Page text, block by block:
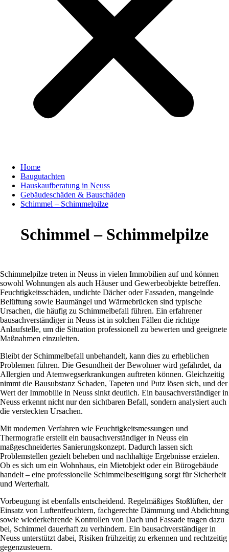
Home
Baugutachten
Hauskaufberatung in Neuss
Gebäudeschäden & Bauschäden
Schimmel – Schimmelpilze
Schimmel – Schimmelpilze
Schimmelpilze treten in Neuss in vielen Immobilien auf und können
sowohl Wohnungen als auch Häuser und Gewerbeobjekte betreffen.
Feuchtigkeitsschäden, undichte Dächer oder Fassaden, mangelnde
Belüftung sowie Baumängel und Wärmebrücken sind typische
Ursachen, die häufig zu Schimmelbefall führen. Ein erfahrener
bausachverständiger in Neuss ist in solchen Fällen die richtige
Anlaufstelle, um die Situation professionell zu bewerten und geeignete
Maßnahmen einzuleiten.
Bleibt der Schimmelbefall unbehandelt, kann dies zu erheblichen
Problemen führen. Die Gesundheit der Bewohner wird gefährdet, da
Allergien und Atemwegserkrankungen auftreten können. Gleichzeitig
nimmt die Bausubstanz Schaden, Tapeten und Putz lösen sich, und der
Wert der Immobilie in Neuss sinkt deutlich. Ein bausachverständiger in
Neuss erkennt nicht nur den sichtbaren Befall, sondern analysiert auch
die versteckten Ursachen.
Mit modernen Verfahren wie Feuchtigkeitsmessungen und
Thermografie erstellt ein bausachverständiger in Neuss ein
maßgeschneidertes Sanierungskonzept. Dadurch lassen sich
Problemstellen gezielt beheben und nachhaltige Ergebnisse erzielen.
Ob es sich um ein Wohnhaus, ein Mietobjekt oder ein Bürogebäude
handelt – eine professionelle Schimmelbeseitigung sorgt für Sicherheit
und Werterhalt.
Vorbeugung ist ebenfalls entscheidend. Regelmäßiges Stoßlüften, der
Einsatz von Luftentfeuchtern, fachgerechte Dämmung und Abdichtung
sowie wiederkehrende Kontrollen von Dach und Fassade tragen dazu
bei, Schimmel dauerhaft zu verhindern. Ein bausachverständiger in
Neuss unterstützt dabei, Risiken frühzeitig zu erkennen und rechtzeitig
gegenzusteuern.